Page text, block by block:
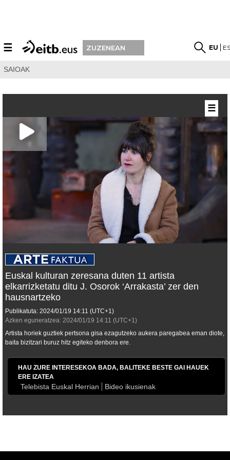
☰ ZUZENEAN EU
SAIOAK
Euskal kulturan zeresana duten 11 artista
elkarrizketatu ditu J. Osorok ‘Arrakasta’ zer den
hausnartzeko
Publikatuta: 2024/01/19 14:11 (UTC+1)
Azken eguneratzea: 2024/01/19 14:11 (UTC+1)
Artista horiek guztiek pertsona gisa ezagutzeko aukera paregabea eman diote,
baita bizitzari buruz hitz egiteko denbora ere.
HAU ZURE INTERESEKOA BADA, BALITEKE BESTE GAI HAUEK
ERE IZATEA
Telebista Euskal Herrian Bideo ikusienak
☰